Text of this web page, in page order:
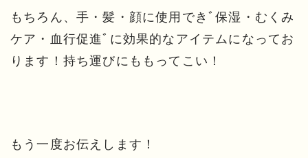
もちろん、手・髪・顔に使用できﾞ保湿・むくみ
ケア・血行促進ﾞに効果的なアイテムになってお
ります！持ち運びにももってこい！
もう一度お伝えします！